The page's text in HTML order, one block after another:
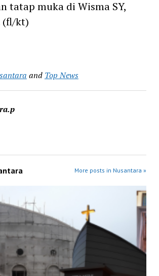
tatap muka di Wisma SY,
(fl/kt)
and Top News
More posts in Nusantara »